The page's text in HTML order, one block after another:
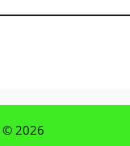
© 2026